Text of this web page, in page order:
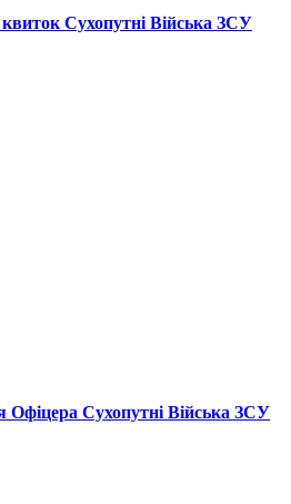
Сухопутні Війська ЗСУ
Офіцера Сухопутні Війська ЗСУ